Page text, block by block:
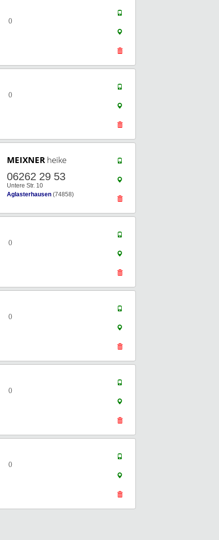
()
()
MEIXNER heike
06262 29 53
Untere Str. 10
Aglasterhausen (74858)
()
()
()
()